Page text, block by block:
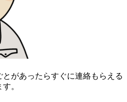
があったらすぐに連絡もらえる
。